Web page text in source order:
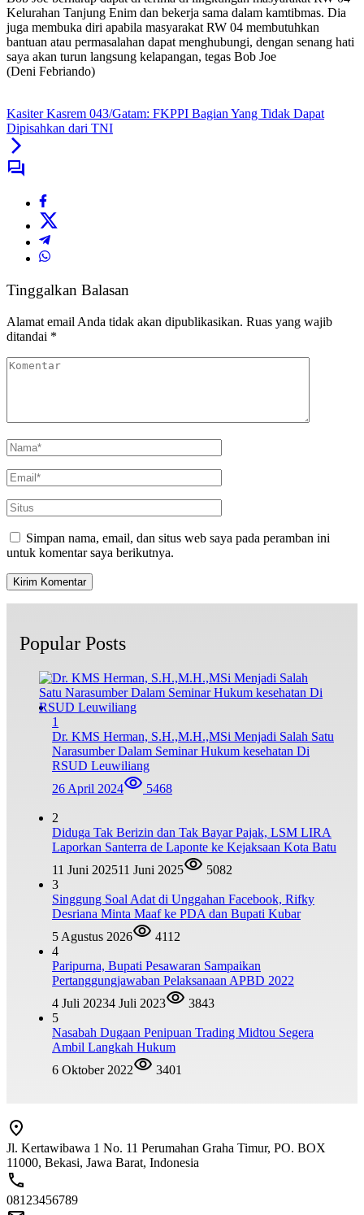
Kelurahan Tanjung Enim dan bekerja sama dalam kamtibmas. Dia
juga membuka diri apabila masyarakat RW 04 membutuhkan
bantuan atau permasalahan dapat menghubungi, dengan senang hati
saya akan turun langsung kelapangan, tegas Bob Joe
(Deni Febriando)
Kasiter Kasrem 043/Gatam: FKPPI Bagian Yang Tidak Dapat
Dipisahkan dari TNI
Tinggalkan Balasan
Alamat email Anda tidak akan dipublikasikan. Ruas yang wajib
ditandai *
Simpan nama, email, dan situs web saya pada peramban ini
untuk komentar saya berikutnya.
Popular Posts
1
Dr. KMS Herman, S.H.,M.H.,MSi Menjadi Salah Satu
Narasumber Dalam Seminar Hukum kesehatan Di
RSUD Leuwiliang
26 April 2024
5468
2
Diduga Tak Berizin dan Tak Bayar Pajak, LSM LIRA
Laporkan Santerra de Laponte ke Kejaksaan Kota Batu
11 Juni 202511 Juni 2025
5082
3
Singgung Soal Adat di Unggahan Facebook, Rifky
Desriana Minta Maaf ke PDA dan Bupati Kubar
5 Agustus 2026
4112
4
Paripurna, Bupati Pesawaran Sampaikan
Pertanggungjawaban Pelaksanaan APBD 2022
4 Juli 20234 Juli 2023
3843
5
Nasabah Dugaan Penipuan Trading Midtou Segera
Ambil Langkah Hukum
6 Oktober 2022
3401
Jl. Kertawibawa 1 No. 11 Perumahan Graha Timur, PO. BOX
11000, Bekasi, Jawa Barat, Indonesia
08123456789